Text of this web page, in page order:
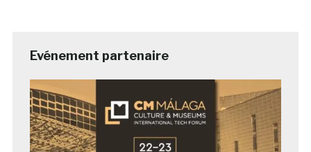
Evénement partenaire